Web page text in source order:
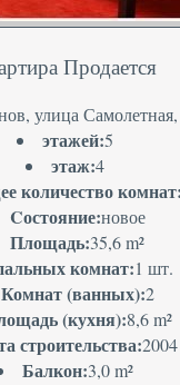
Продается
улица
этажей:5
этаж:4
количество
Cостояние:новое
Площадь:35,6 m²
комнат:1 шт.
Комнат (ванных):2
(кухня):8,6 m²
строительства:2004
Балкон:3,0 m²